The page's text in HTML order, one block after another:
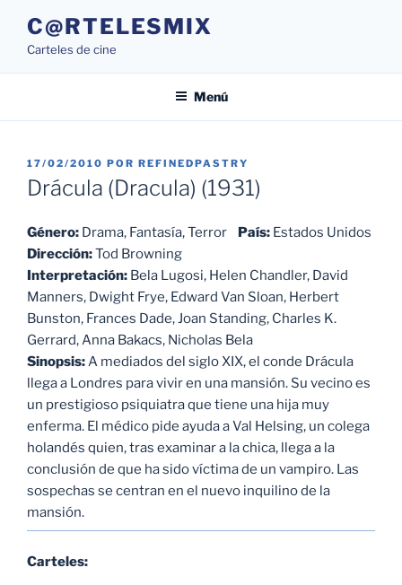
contenido
C@RTELESMIX
Carteles de cine
Menú
PUBLICADO
EL
17/02/2010 POR REFINEDPASTRY
Drácula (Dracula) (1931)
Género: Drama, Fantasía, Terror País: Estados Unidos
Dirección:Tod Browning
Interpretación: Bela Lugosi, Helen Chandler, David
Manners, Dwight Frye, Edward Van Sloan, Herbert
Bunston, Frances Dade, Joan Standing, Charles K.
Gerrard, Anna Bakacs, Nicholas Bela
Sinopsis:A mediados del siglo XIX, el conde Drácula
llega a Londres para vivir en una mansión. Su vecino es
un prestigioso psiquiatra que tiene una hija muy
enferma. El médico pide ayuda a Val Helsing, un colega
holandés quien, tras examinar a la chica, llega a la
conclusión de que ha sido víctima de un vampiro. Las
sospechas se centran en el nuevo inquilino de la
mansión.
Carteles: